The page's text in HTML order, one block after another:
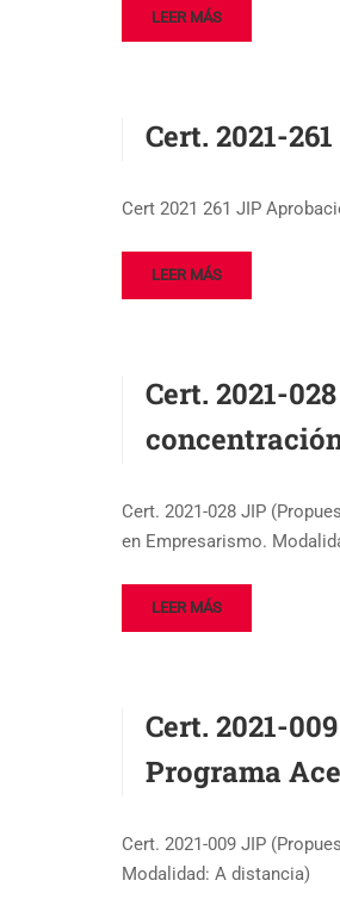
LEER MÁS
Cert. 2021-
Cert 2021 261 JIP
LEER MÁS
Cert. 2021-
Cert. 2021-028 JIP
en Empresarismo.
LEER MÁS
Cert. 2021-
Programa
Cert. 2021-009 JIP
Modalidad: A distancia)